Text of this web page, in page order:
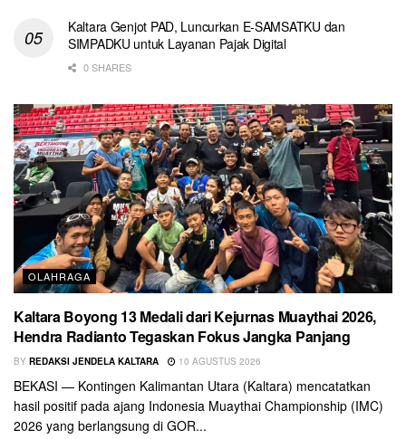
Kaltara Genjot PAD, Luncurkan E-SAMSATKU dan
SIMPADKU untuk Layanan Pajak Digital
0 SHARES
OLAHRAGA
Kaltara Boyong 13 Medali dari Kejurnas Muaythai 2026,
Hendra Radianto Tegaskan Fokus Jangka Panjang
BY REDAKSI JENDELA KALTARA 10 AGUSTUS 2026
BEKASI — Kontingen Kalimantan Utara (Kaltara) mencatatkan
hasil positif pada ajang Indonesia Muaythai Championship (IMC)
2026 yang berlangsung di GOR...